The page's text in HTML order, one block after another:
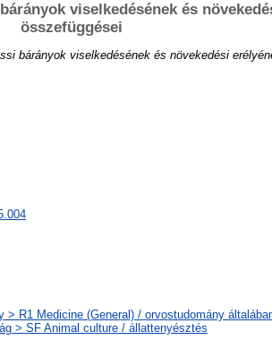
viselkedésének és
összefüggései
bárányok viselkedésének és növekedési
> R1 Medicine (General) / orvostudomány
> SF Animal culture / állattenyésztés